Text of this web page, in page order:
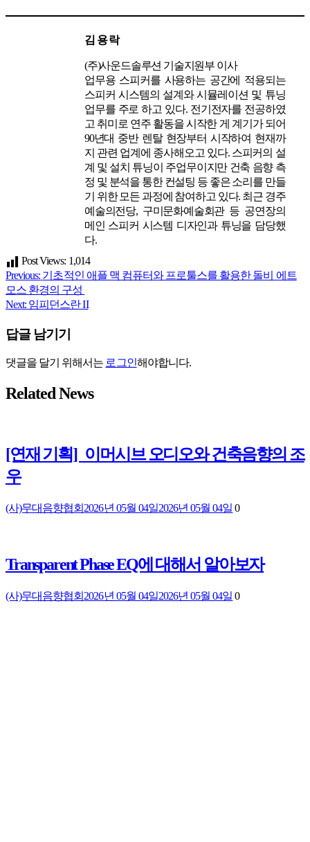
김 용 락
(주)사운드솔루션 기술지원부 이사
업무용 스피커를 사용하는 공간에 적용되는
스피커 시스템의 설계와 시뮬레이션 및 튜닝
업무를 주로 하고 있다. 전기전자를 전공하였
고 취미로 연주 활동을 시작한 게 계기가 되어
90년대 중반 렌탈 현장부터 시작하여 현재까
지 관련 업계에 종사해오고 있다. 스피커의 설
계 및 설치 튜닝이 주업무이지만 건축 음향 측
정 및 분석을 통한 컨설팅 등 좋은 소리를 만들
기 위한 모든 과정에 참여하고 있다. 최근 경주
예술의전당, 구미문화예술회관 등 공연장의
메인 스피커 시스템 디자인과 튜닝을 담당했
다.
Post Views: 1,014
글
탐
Previous: 기초적인 애플 맥 컴퓨터와 프로툴스를 활용한 돌비 에트
모스 환경의 구성
Next: 임피던스란 II
답글 남기기
댓글을 달기 위해서는 로그인해야합니다.
Related News
[연재 기획] 이머시브 오디오와 건축음향의 조
우
(사)무대음향협회 2026년 05월 04일2026년 05월 04일 0
Transparent Phase EQ에 대해서 알아보자
(사)무대음향협회 2026년 05월 04일2026년 05월 04일 0